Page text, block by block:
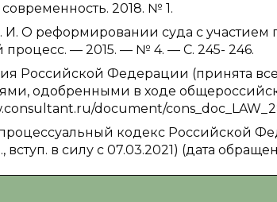
2018. № 1.
И. О реформировании суда с участием
процесс. — 2015. — № 4. — С. 245- 246.
Российской Федерации (принята
одобренными в ходе
document/
кодекс Российской
вступ. в силу с 07.03.2021) (дата